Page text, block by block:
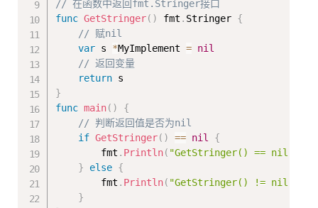
// 在函数中返回fmt.Stringer接口
func GetStringer( ) fmt . Stringer {
// 赋nil
var s *MyImplement = nil
// 返回变量
return
}
func main( )
{
// 判断返回值是否为nil
if GetStringer( ) == nil
{
        fmt
. Println( "GetStringer() == nil"
}
else {
        fmt
. Println( "GetStringer() != nil"
}